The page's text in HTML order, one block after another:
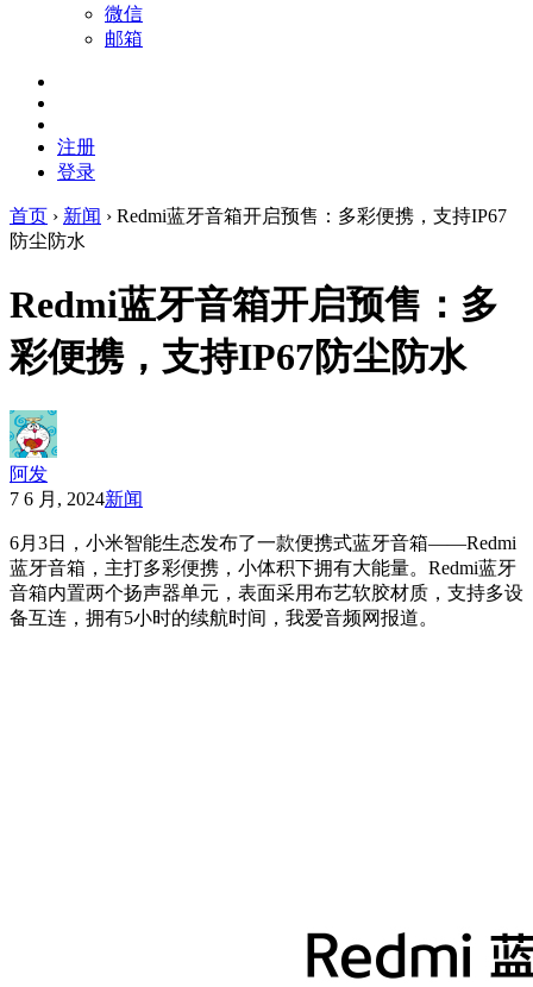
微信
邮箱
注册
登录
首页 › 新闻 › Redmi蓝牙音箱开启预售：多彩便携，支持IP67
防尘防水
Redmi蓝牙音箱开启预售：多
彩便携，支持IP67防尘防水
阿发
7 6 月, 2024新闻
6月3日，小米智能生态发布了一款便携式蓝牙音箱——Redmi
蓝牙音箱，主打多彩便携，小体积下拥有大能量。Redmi蓝牙
音箱内置两个扬声器单元，表面采用布艺软胶材质，支持多设
备互连，拥有5小时的续航时间，我爱音频网报道。